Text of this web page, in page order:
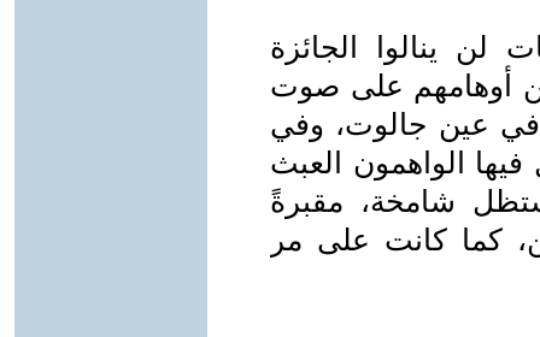
ينالوا الجائزة
من أوهامهم على صوت
عين جالوت، وفي
الواهمون العبث
شامخة، مقبرةً
كما كانت على مر